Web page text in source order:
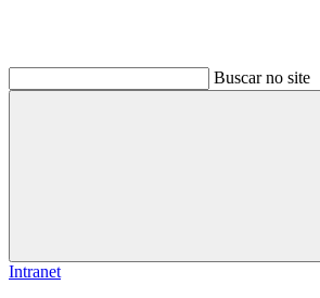
Buscar no site
Buscar
Intranet